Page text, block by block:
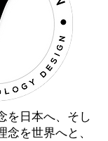
を日本へ、そし
を世界へと、